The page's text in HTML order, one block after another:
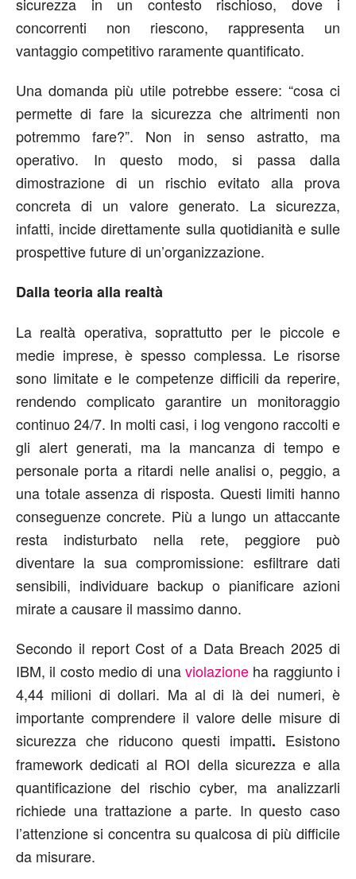
concorrenti non riescono, rappresenta un
vantaggio competitivo raramente quantificato.
Una domanda più utile potrebbe essere: “cosa ci
permette di fare la sicurezza che altrimenti non
potremmo fare?”. Non in senso astratto, ma
operativo. In questo modo, si passa dalla
dimostrazione di un rischio evitato alla prova
concreta di un valore generato. La sicurezza,
infatti, incide direttamente sulla quotidianità e sulle
prospettive future di un’organizzazione.
Dalla teoria alla realtà
La realtà operativa, soprattutto per le piccole e
medie imprese, è spesso complessa. Le risorse
sono limitate e le competenze difficili da reperire,
rendendo complicato garantire un monitoraggio
continuo 24/7. In molti casi, i log vengono raccolti e
gli alert generati, ma la mancanza di tempo e
personale porta a ritardi nelle analisi o, peggio, a
una totale assenza di risposta. Questi limiti hanno
conseguenze concrete. Più a lungo un attaccante
resta indisturbato nella rete, peggiore può
diventare la sua compromissione: esfiltrare dati
sensibili, individuare backup o pianificare azioni
mirate a causare il massimo danno.
Secondo il report Cost of a Data Breach 2025 di
IBM, il costo medio di unaviolazione ha raggiunto i
4,44 milioni di dollari. Ma al di là dei numeri, è
importante comprendere il valore delle misure di
sicurezza che riducono questi impatti. Esistono
framework dedicati al ROI della sicurezza e alla
quantificazione del rischio cyber, ma analizzarli
richiede una trattazione a parte. In questo caso
l’attenzione si concentra su qualcosa di più difficile
da misurare.